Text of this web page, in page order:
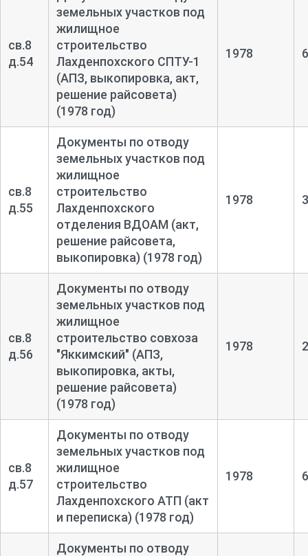
св.8
д.54
земельных участков под
жилищное
строительство
Лахденпохского СПТУ-1
(АПЗ, выкопировка, акт,
решение райсовета)
(1978 год)
1978 6
св.8
д.55
Документы по отводу
земельных участков под
жилищное
строительство
Лахденпохского
отделения ВДОАМ (акт,
решение райсовета,
выкопировка) (1978 год)
1978 3
св.8
д.56
Документы по отводу
земельных участков под
жилищное
строительство совхоза
"Яккимский" (АПЗ,
выкопировка, акты,
решение райсовета)
(1978 год)
1978
св.8
д.57
Документы по отводу
земельных участков под
жилищное
строительство
Лахденпохского АТП (акт
и переписка) (1978 год)
1978 6
Документы по отводу